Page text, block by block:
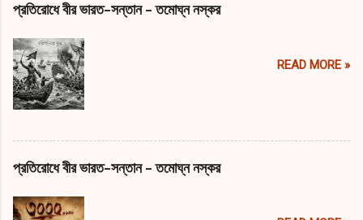
প্রতিরোধে বীর ভারত-সন্তান - তমোঘ্ন নস্কর
READ MORE »
প্রতিরোধে বীর ভারত-সন্তান - তমোঘ্ন নস্কর